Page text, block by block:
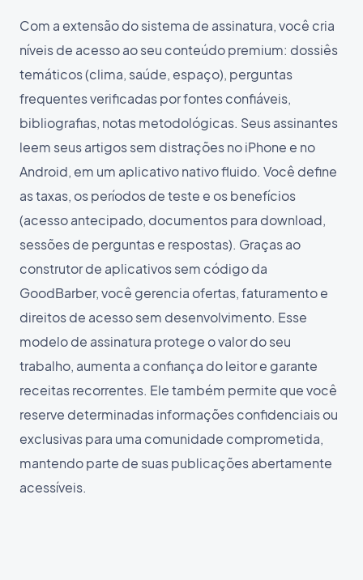
Com a extensão do sistema de assinatura, você cria
níveis de acesso ao seu conteúdo premium: dossiês
temáticos (clima, saúde, espaço), perguntas
frequentes verificadas por fontes confiáveis,
bibliografias, notas metodológicas. Seus assinantes
leem seus artigos sem distrações no iPhone e no
Android, em um aplicativo nativo fluido. Você define
as taxas, os períodos de teste e os benefícios
(acesso antecipado, documentos para download,
sessões de perguntas e respostas). Graças ao
construtor de aplicativos sem código da
GoodBarber, você gerencia ofertas, faturamento e
direitos de acesso sem desenvolvimento. Esse
modelo de assinatura protege o valor do seu
trabalho, aumenta a confiança do leitor e garante
receitas recorrentes. Ele também permite que você
reserve determinadas informações confidenciais ou
exclusivas para uma comunidade comprometida,
mantendo parte de suas publicações abertamente
acessíveis.